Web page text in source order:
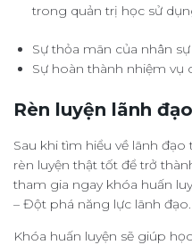
trong quản trị học sử
Sự thỏa mãn của nhân
Sự hoàn thành nhiệm vụ
Rèn luyện lãnh
Sau khi tìm hiểu về lãnh
rèn luyện thật tốt để trở
tham gia ngay khóa huấn
– Đột phá năng lực lãnh đạo.
Khóa huấn luyện sẽ giúp